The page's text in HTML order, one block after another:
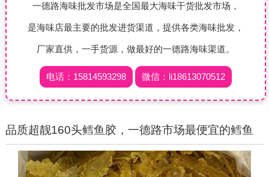
一德路海味批发市场是全国最大海味干货批发市场，
是海味店最主要的批发进货渠道，提供各类海味批发，
厂家直供，一手货源，做最好的一德路海味渠道。
电话：15814593298 微信：li18613070512
品质超靓160头鳕鱼胶，一德路市场最便宜的鳕鱼
胶批发货源